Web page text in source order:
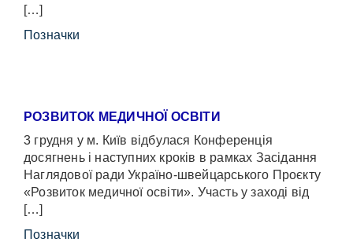
[…]
Позначки
РОЗВИТОК МЕДИЧНОЇ ОСВІТИ
3 грудня у м. Київ відбулася Конференція
досягнень і наступних кроків в рамках Засідання
Наглядової ради Україно-швейцарського Проєкту
«Розвиток медичної освіти». Участь у заході від
[…]
Позначки